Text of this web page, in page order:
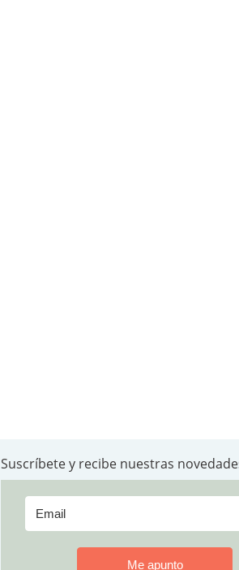
Suscríbete y recibe nuestras